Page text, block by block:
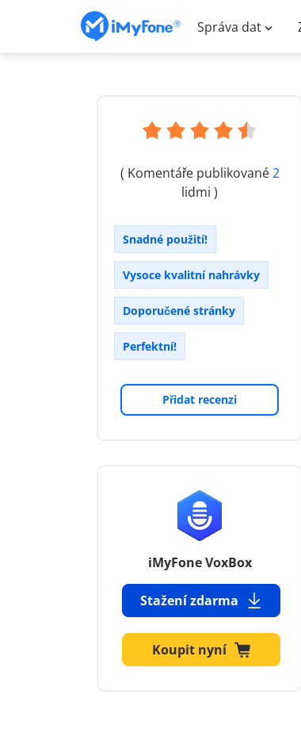
Správa dat
( Komentáře publikované2
lidmi )
Snadné použití!
Vysoce kvalitní nahrávky
Doporučené stránky
Perfektní!
Přidat recenzi
iMyFone VoxBox
Stažení zdarma
Koupit nyní